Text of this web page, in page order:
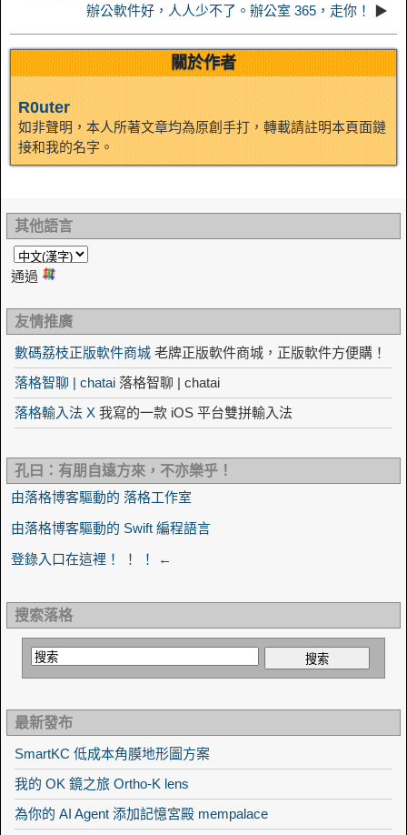
辦公軟件好，人人少不了。辦公室 365，走你！
▶
關於作者
R0uter
如非聲明，本人所著文章均為原創手打，轉載請註明本頁面鏈
接和我的名字。
其他語言
通過
友情推廣
數碼荔枝正版軟件商城 老牌正版軟件商城，正版軟件方便購！
落格智聊 | chatai 落格智聊 | chatai
落格輸入法 X 我寫的一款 iOS 平台雙拼輸入法
孔曰：有朋自遠方來，不亦樂乎！
由落格博客驅動的 落格工作室
由落格博客驅動的 Swift 編程語言
登錄入口在這裡！ ！ ！ ←
搜索落格
最新發布
SmartKC 低成本角膜地形圖方案
我的 OK 鏡之旅 Ortho-K lens
為你的 AI Agent 添加記憶宮殿 mempalace